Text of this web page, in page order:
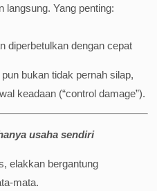
langsung. Yang penting:
diperbetulkan dengan cepat
bukan tidak pernah silap,
keadaan (“control damage”).
usaha sendiri
elakkan bergantung
mata.